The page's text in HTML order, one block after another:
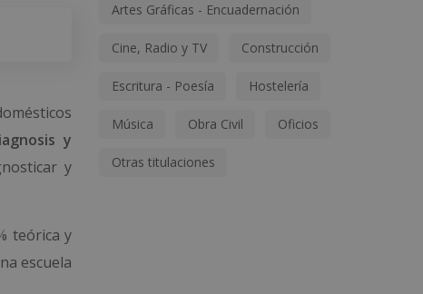
y
y
teórica y
escuela
Artes Gráficas - Encuadernación
Cine, Radio y TV Construcción
Escritura - Poesía Hostelería
Música Obra Civil Oficios
Otras titulaciones